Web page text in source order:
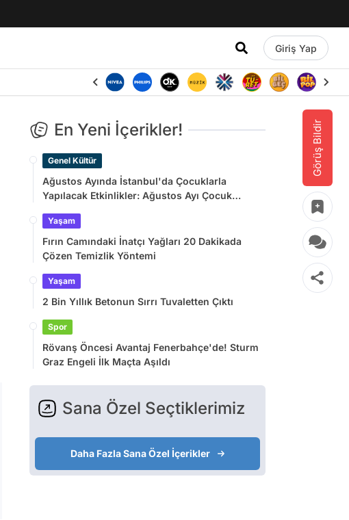
Giriş Yap
Görüş Bildir
En Yeni İçerikler!
Genel Kültür
Ağustos Ayında İstanbul'da Çocuklarla
Yapılacak Etkinlikler: Ağustos Ayı Çocuk
Yaşam
Fırın Camındaki İnatçı Yağları 20 Dakikada
Çözen Temizlik Yöntemi
Yaşam
2 Bin Yıllık Betonun Sırrı Tuvaletten Çıktı
Spor
Rövanş Öncesi Avantaj Fenerbahçe'de! Sturm
Graz Engeli İlk Maçta Aşıldı
Sana Özel Seçtiklerimiz
Daha Fazla Sana Özel İçerikler